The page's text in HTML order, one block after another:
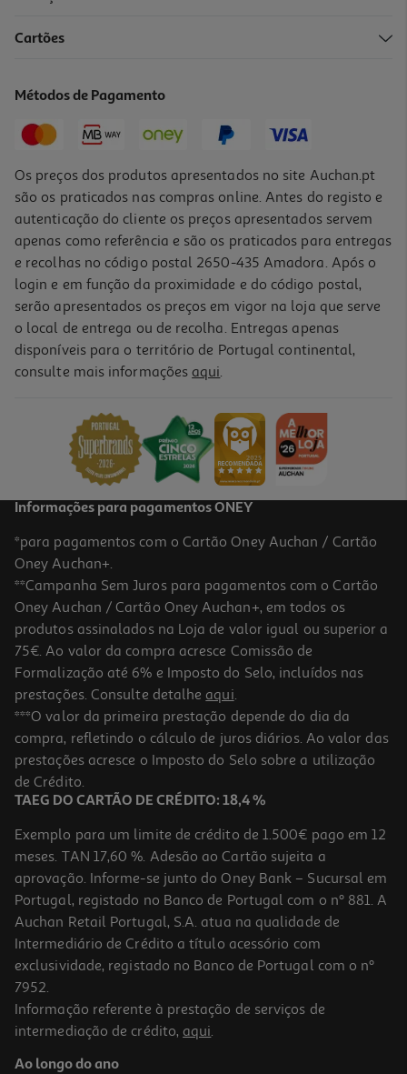
Ferro Com Caldeira Braun Carestyle 7 Is7262gy 2700w 7.5 Bar 2l
229,99 €
Gerador A Vapor Tefal Sv6120e0 5.5 Bar
109.99 €/un
109,99 €
Ferro Com Caldeira Rowenta Eco Steam Pro Dg9621f0 7.8 Bar
259.99 €/un
Cartões
Métodos de Pagamento
Os preços dos produtos apresentados no site Auchan.pt
são os praticados nas compras online. Antes do registo e
autenticação do cliente os preços apresentados servem
apenas como referência e são os praticados para entregas
e recolhas no código postal 2650-435 Amadora. Após o
login e em função da proximidade e do código postal,
serão apresentados os preços em vigor na loja que serve
o local de entrega ou de recolha. Entregas apenas
disponíveis para o território de Portugal continental,
consulte mais informações aqui.
Informações para pagamentos ONEY
*para pagamentos com o Cartão Oney Auchan / Cartão
Oney Auchan+.
**Campanha Sem Juros para pagamentos com o Cartão
Oney Auchan / Cartão Oney Auchan+, em todos os
produtos assinalados na Loja de valor igual ou superior a
75€. Ao valor da compra acresce Comissão de
Formalização até 6% e Imposto do Selo, incluídos nas
prestações. Consulte detalhe aqui.
***O valor da primeira prestação depende do dia da
compra, refletindo o cálculo de juros diários. Ao valor das
prestações acresce o Imposto do Selo sobre a utilização
de Crédito.
TAEG DO CARTÃO DE CRÉDITO: 18,4 %
Exemplo para um limite de crédito de 1.500€ pago em 12
meses. TAN 17,60 %. Adesão ao Cartão sujeita a
aprovação. Informe-se junto do Oney Bank – Sucursal em
Portugal, registado no Banco de Portugal com o nº 881. A
Auchan Retail Portugal, S.A. atua na qualidade de
Intermediário de Crédito a título acessório com
exclusividade, registado no Banco de Portugal com o nº
7952.
Informação referente à prestação de serviços de
intermediação de crédito, aqui.
Ao longo do ano